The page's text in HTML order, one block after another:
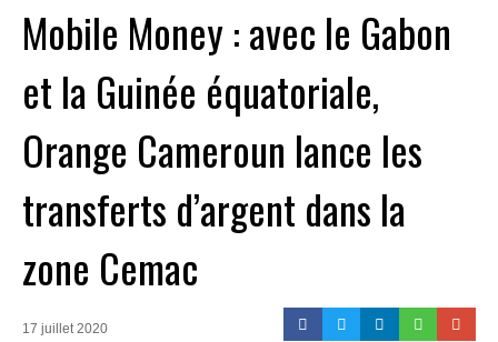
Mobile Money : avec le Gabon
et la Guinée équatoriale,
Orange Cameroun lance les
transferts d’argent dans la
zone Cemac
17 juillet 2020